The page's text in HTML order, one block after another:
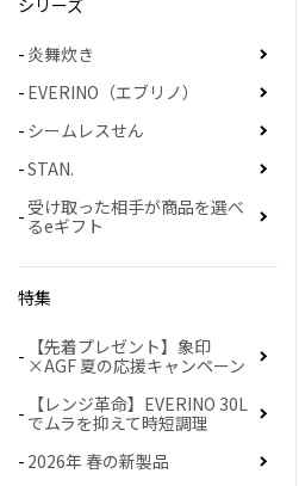
シリーズ
炎舞炊き
EVERINO（エブリノ）
シームレスせん
STAN.
受け取った相手が商品を選べ
るeギフト
特集
【先着プレゼント】象印
×AGF 夏の応援キャンペーン
【レンジ革命】EVERINO 30L
でムラを抑えて時短調理
2026年 春の新製品